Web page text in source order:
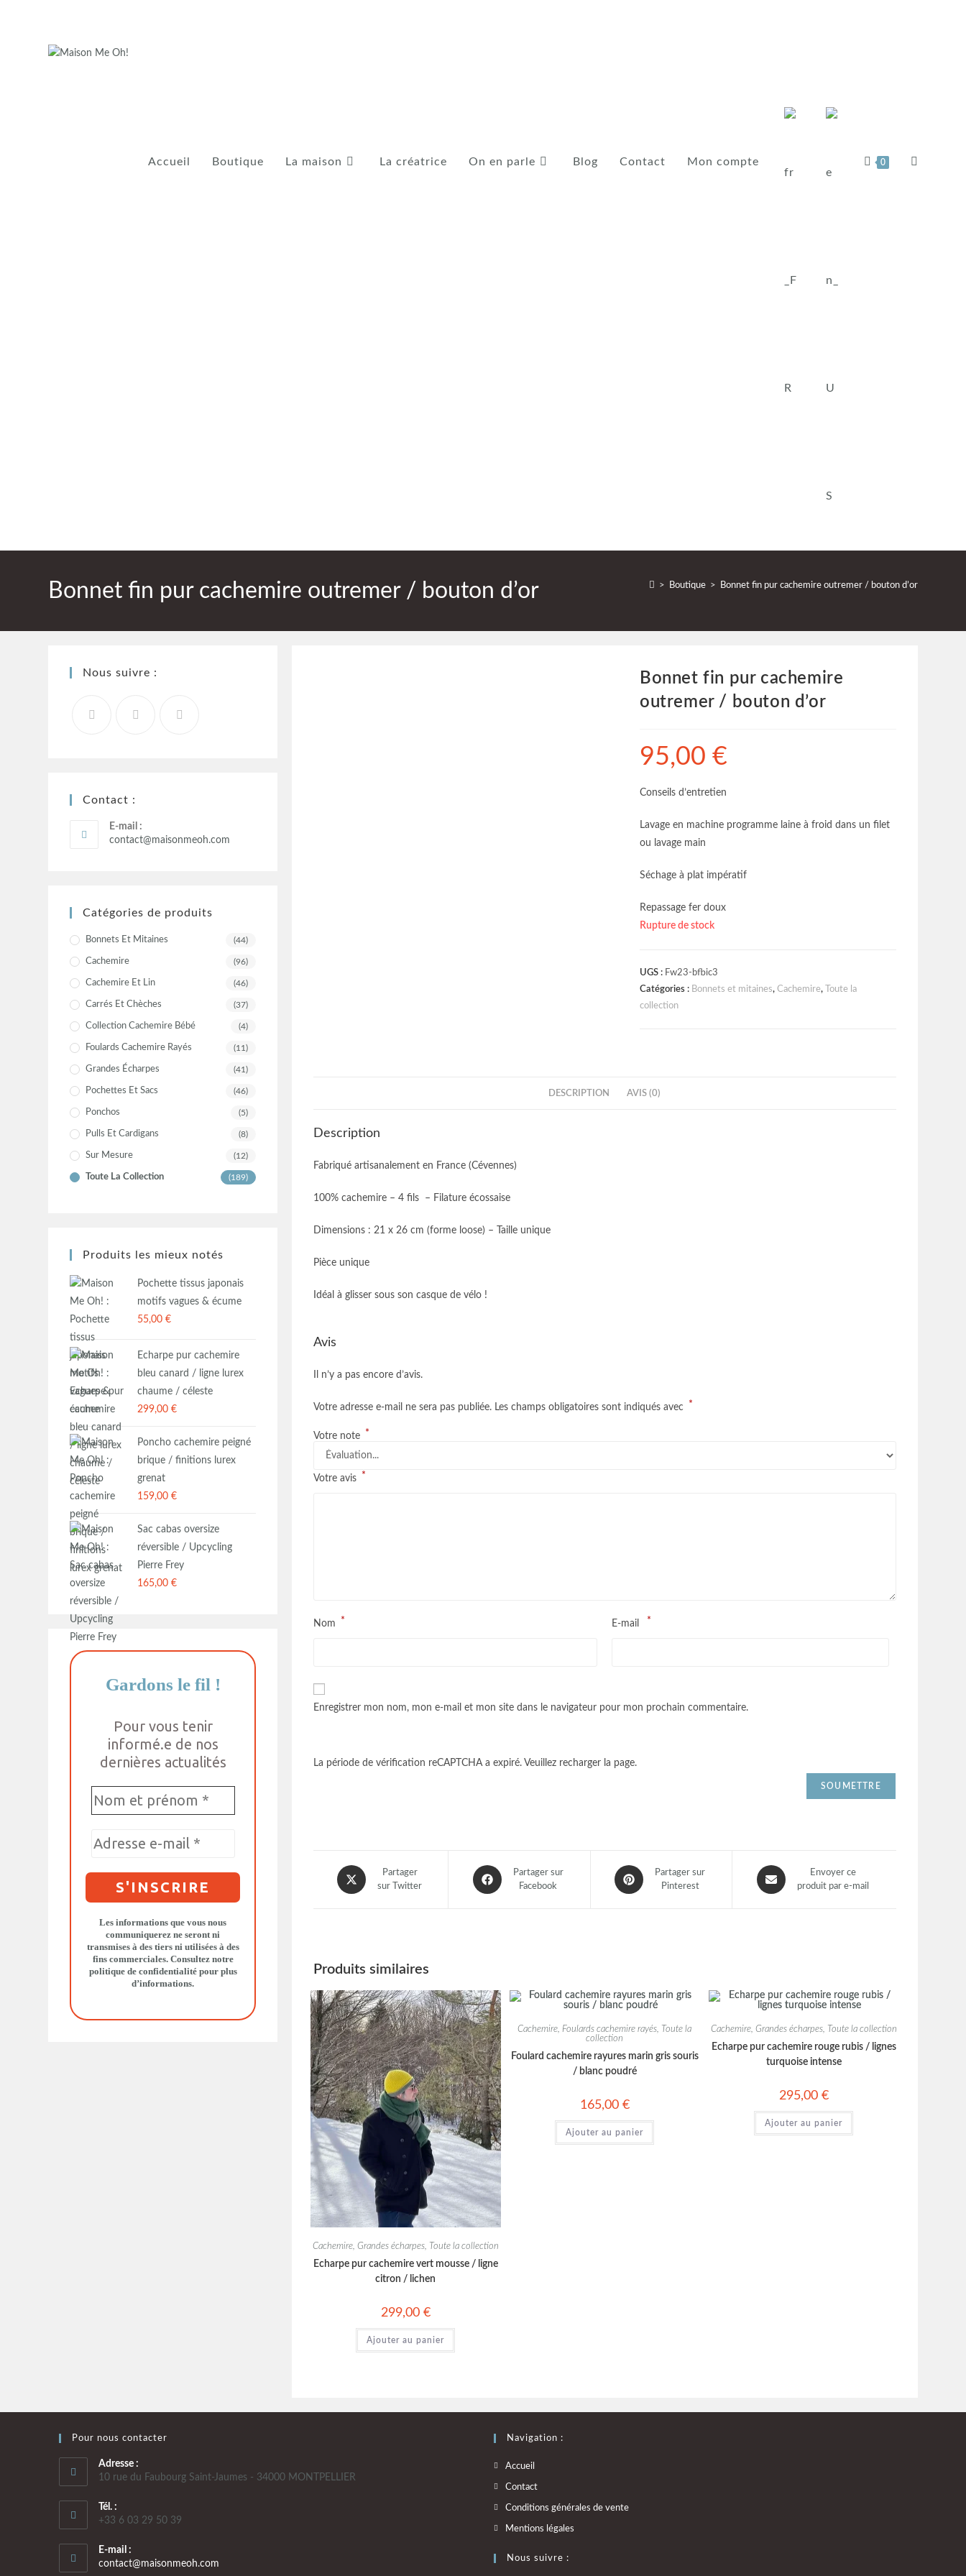
Accueil Boutique La maison La créatrice On en parle Blog Contact Mon compte 0
Bonnet fin pur cachemire outremer / bouton d’or > Boutique > Bonnet fin pur cachemire outremer / bouton d’or
Bonnet fin pur cachemire
outremer / bouton d’or
95,00 €
Conseils d’entretien
Lavage en machine programme laine à froid dans un filet
ou lavage main
Séchage à plat impératif
Repassage fer doux
Rupture de stock
UGS : Fw23-bfbic3
Catégories : Bonnets et mitaines, Cachemire,
Toute la
collection
DESCRIPTION AVIS (0)
Description
Fabriqué artisanalement en France (Cévennes)
100% cachemire – 4 fils – Filature écossaise
Dimensions : 21 x 26 cm (forme loose) – Taille unique
Pièce unique
Idéal à glisser sous son casque de vélo !
Avis
Il n’y a pas encore d’avis.
Votre adresse e-mail ne sera pas publiée. Les champs obligatoires sont indiqués avec *
Votre note *
Votre avis *
Nom * E-mail *
Enregistrer mon nom, mon e-mail et mon site dans le navigateur pour mon prochain commentaire.
La période de vérification reCAPTCHA a expiré. Veuillez recharger la page.
Partager
sur Twitter
Partager sur
Facebook
Partager sur
Pinterest
Envoyer ce
produit par e-mail
Produits similaires
Cachemire, Grandes écharpes, Toute la collection
Echarpe pur cachemire vert mousse / ligne
citron / lichen
299,00 €
Ajouter au panier
Cachemire, Foulards cachemire rayés, Toute la
collection
Foulard cachemire rayures marin gris souris
/ blanc poudré
165,00 €
Ajouter au panier
Cachemire, Grandes écharpes, Toute la collection
Echarpe pur cachemire rouge rubis / lignes
turquoise intense
295,00 €
Ajouter au panier
Nous suivre :
Contact :
E-mail :
contact@maisonmeoh.com
Catégories de produits
Bonnets Et Mitaines (44)
Cachemire (96)
Cachemire Et Lin (46)
Carrés Et Chèches (37)
Collection Cachemire Bébé (4)
Foulards Cachemire Rayés (11)
Grandes Écharpes (41)
Pochettes Et Sacs (46)
Ponchos (5)
Pulls Et Cardigans (8)
Sur Mesure (12)
Toute La Collection (189)
Produits les mieux notés
Pochette tissus japonais
motifs vagues & écume
55,00€
Echarpe pur cachemire
bleu canard / ligne lurex
chaume / céleste
299,00€
Poncho cachemire peigné
brique / finitions lurex
grenat
159,00€
Sac cabas oversize
réversible / Upcycling
Pierre Frey
165,00€
Gardons le fil !
Pour vous tenir
informé.e de nos
dernières actualités
Les informations que vous nous
communiquerez ne seront ni
transmises à des tiers ni utilisées à des
fins commerciales. Consultez notre
politique de confidentialitépour plus
d’informations.
Pour nous contacter
Adresse :
10 rue du Faubourg Saint-Jaumes - 34000 MONTPELLIER
Tél. :
+33 6 03 29 50 39
E-mail :
contact@maisonmeoh.com
Navigation :
Accueil
Contact
Conditions générales de vente
Mentions légales
Nous suivre :